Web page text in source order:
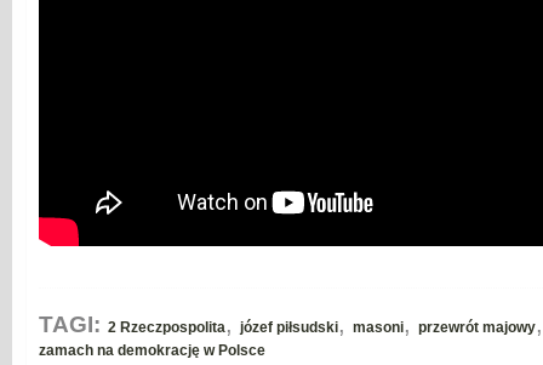
TAGI: 2 Rzeczpospolita , józef piłsudski, masoni, przewrót majowy
zamach na demokrację w Polsce